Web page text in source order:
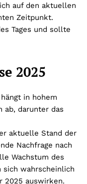
auf den aktuellen
Zeitpunkt.
Tages und sollte
2025
in hohem
ab, darunter das
aktuelle Stand der
Nachfrage nach
Wachstum des
sich wahrscheinlich
2025 auswirken.